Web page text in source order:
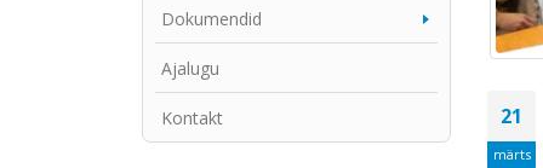
21
märts
Dokumendid
Ajalugu
Kontakt